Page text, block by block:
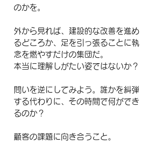
のかを。
外から見れば、建設的な改善を進め
るどころか、足を引っ張ることに執
念を燃やすだけの集団だ。
本当に理解しがたい姿ではないか？
問いを逆にしてみよう。誰かを糾弾
する代わりに、その時間で何ができ
るのか？
顧客の課題に向き合うこと。